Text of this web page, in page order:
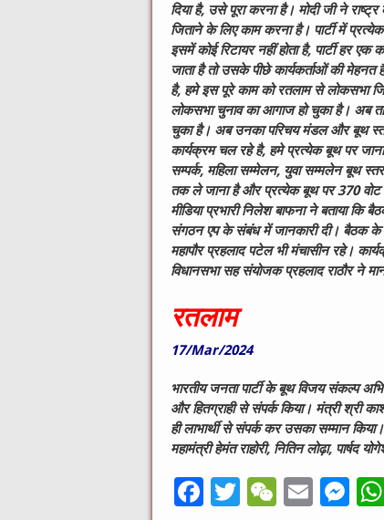
दिया है, उसे पूरा करना है। मोदी जी ने
जिताने के लिए काम करना है। पार्टी में
इसमें कोई रिटायर नहीं होता है, पार्टी हर
जाता है तो उसके पीछे कार्यकर्ताओं की मेहनत
है, हमे इस पूरे काम को रतलाम से लोकसभा
लोकसभा चुनाव का आगाज हो चुका है। अब
चुका है। अब उनका परिचय मंडल और बूथ
कार्यक्रम चल रहे है, हमे प्रत्येक बूथ पर
सम्पर्क, महिला सम्मेलन, युवा सम्मलेन बूथ
तक ले जाना है और प्रत्येक बूथ पर 370 वोट
मीडिया प्रभारी निलेश बाफना ने बताया
संगठन एप के संबंध में जानकारी दी। बैठक के
महापौर प्रहलाद पटेल भी मंचासीन रहे।
विधानसभा सह संयोजक प्रहलाद राठौर ने
रतलाम
17/Mar/2024
भारतीय जनता पार्टी के बूथ विजय संकल्प
और हितग्राही से संपर्क किया। मंत्री श्री
ही लाभार्थी से संपर्क कर उसका सम्मान
महामंत्री हेमंत राहोरी, नितिन लोढ़ा, पार्षद
F
T
W
E
M